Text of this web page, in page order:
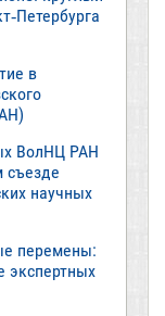
в
ВолНЦ РАН
съезде
научных
перемены:
экспертных